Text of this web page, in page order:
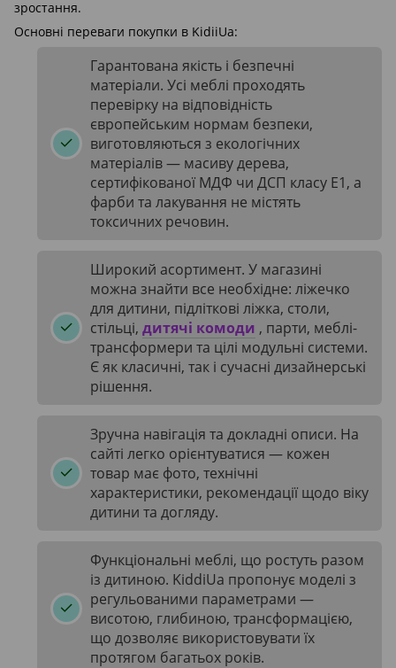
зростання.
Основні переваги покупки в KidiiUa:
Гарантована якість і безпечні
матеріали. Усі меблі проходять
перевірку на відповідність
європейським нормам безпеки,
виготовляються з екологічних
матеріалів — масиву дерева,
сертифікованої МДФ чи ДСП класу Е1, а
фарби та лакування не містять
токсичних речовин.
Широкий асортимент. У магазині
можна знайти все необхідне: ліжечко
для дитини, підліткові ліжка, столи,
стільці, дитячі комоди , парти, меблі-
трансформери та цілі модульні системи.
Є як класичні, так і сучасні дизайнерські
рішення.
Зручна навігація та докладні описи. На
сайті легко орієнтуватися — кожен
товар має фото, технічні
характеристики, рекомендації щодо віку
дитини та догляду.
Функціональні меблі, що ростуть разом
із дитиною. KiddiUa пропонує моделі з
регульованими параметрами —
висотою, глибиною, трансформацією,
що дозволяє використовувати їх
протягом багатьох років.